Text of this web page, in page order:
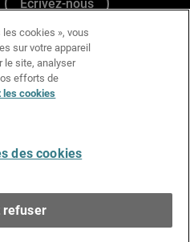
Écrivez-nous
cookies », vous
sur votre appareil
le site, analyser
efforts de
les cookies
des cookies
refuser